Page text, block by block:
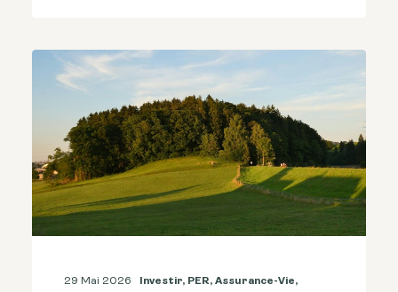
29 Mai 2026 Investir, PER, Assurance-Vie,